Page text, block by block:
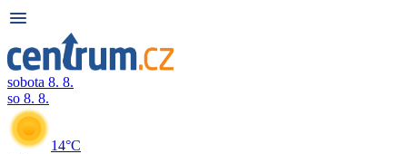
sobota 8. 8.
so 8. 8.
14°C